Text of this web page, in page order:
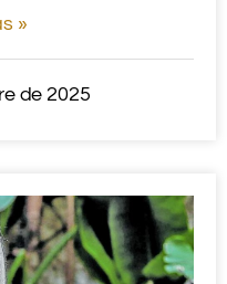
»
de 2025